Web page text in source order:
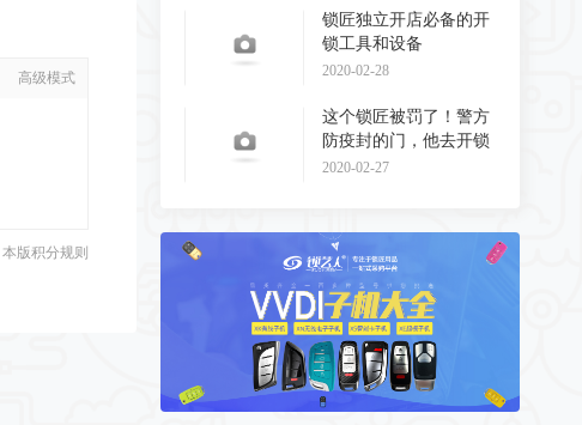
锁匠独立开店必备的开
锁工具和设备
2020-02-28
这个锁匠被罚了！警方
防疫封的门，他去开锁
了！
2020-02-27
高级模式
本版积分规则